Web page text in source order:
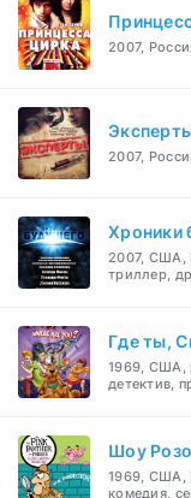
2007,
2007,
Хроники
2007, США,
триллер,
Где ты,
1969, США,
детектив,
Шоу
1969, США,
комедия,